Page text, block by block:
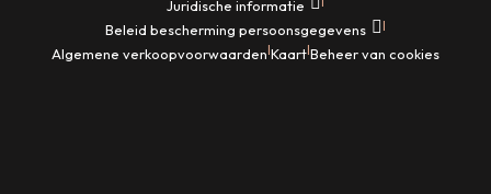
Juridische informatie
Beleid bescherming persoonsgegevens |
Algemene verkoopvoorwaarden|Kaart|Beheer van cookies